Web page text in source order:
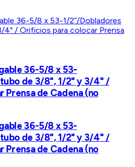
36-5/8 x 53-
de 3/8", 1/2" y 3/4" /
de Cadena (no
36-5/8 x 53-
de 3/8", 1/2" y 3/4" /
de Cadena (no